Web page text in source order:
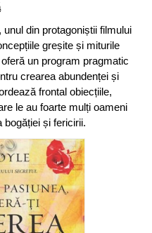
din protagoniștii filmului
greșite și miturile
un program pragmatic
crearea abundenței și
frontal obiecțiile,
le au foarte mulți oameni
bogăției și fericirii.